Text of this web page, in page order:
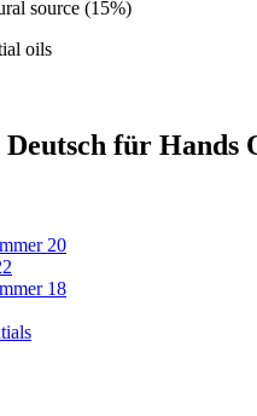
source (15%)
oils
für Hands
20
18